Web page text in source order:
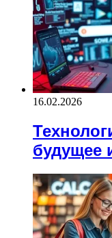
16.02.2026
будущее